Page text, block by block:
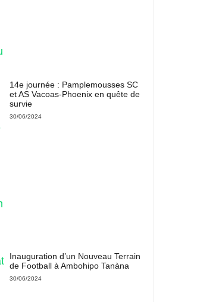
14e journée : Pamplemousses SC
et AS Vacoas-Phoenix en quête de
survie
30/06/2024
Inauguration d’un Nouveau Terrain
de Football à Ambohipo Tanàna
30/06/2024